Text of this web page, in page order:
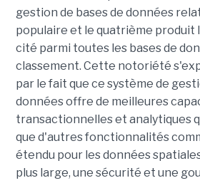
gestion de bases de données
populaire et le quatrième produit
cité parmi toutes les bases de
classement. Cette notoriété
par le fait que ce système de
données offre de meilleures
transactionnelles et analytiques
que d'autres fonctionnalités
étendu pour les données
plus large, une sécurité et une